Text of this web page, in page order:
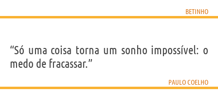
BETINHO
“Só uma coisa torna um sonho impossível: o
medo de fracassar.”
PAULO COELHO